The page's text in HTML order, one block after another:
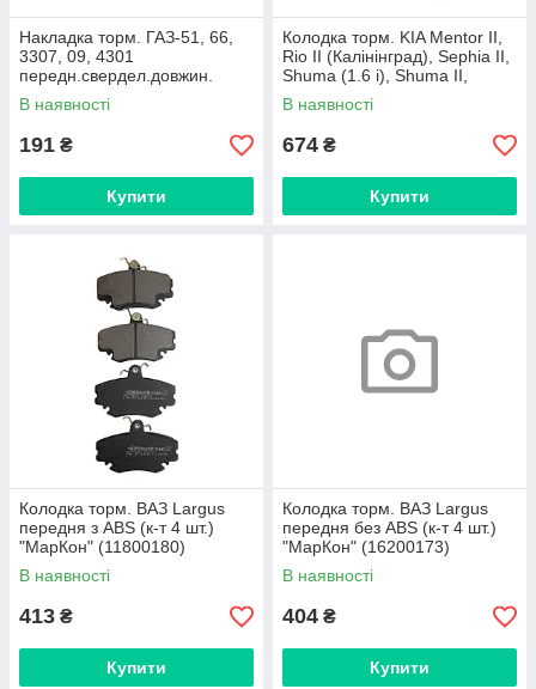
Накладка торм. ГАЗ-51, 66,
3307, 09, 4301
передн.свердел.довжин.
(405х80х8,5) [Фритекс] (51-
3502105 сверл.)
В наявності
191 ₴
Купити
Колодка торм. KIA Mentor II,
Rio II (Калінінград), Sephia II,
Shuma (1.6 i), Shuma II,
Spectra передня
В наявності
674 ₴
Купити
Колодка торм. ВАЗ Largus
передня з ABS (к-т 4 шт.)
"МарКон" (11800180)
В наявності
413 ₴
Купити
Колодка торм. ВАЗ Largus
передня без ABS (к-т 4 шт.)
"МарКон" (16200173)
В наявності
404 ₴
Купити